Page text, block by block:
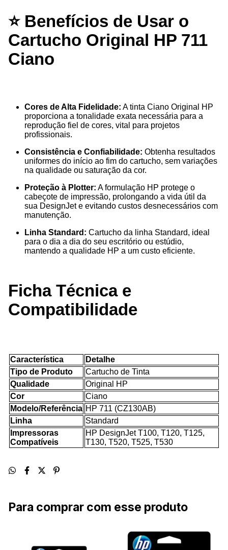
⭐ Benefícios de Usar o
Cartucho Original HP 711
Ciano
Cores de Alta Fidelidade: A tinta Ciano Original HP
proporciona a tonalidade exata necessária para a
reprodução fiel de cores, vital para projetos
profissionais.
Consistência e Confiabilidade: Obtenha resultados
uniformes do início ao fim do cartucho, sem variações
na qualidade ou saturação da cor.
Proteção à Plotter: A formulação HP protege o
cabeçote de impressão, prolongando a vida útil da
sua DesignJet e evitando custos desnecessários com
manutenção.
Linha Standard: Cartucho da linha Standard, ideal
para o dia a dia do seu escritório ou estúdio,
mantendo a qualidade HP a um custo eficiente.
Ficha Técnica e
Compatibilidade
Característica
Detalhe
Tipo de Produto
Cartucho de Tinta
Qualidade
Original HP
Cor
Ciano
Modelo/Referência HP 711 (CZ130AB)
Linha
Standard
Impressoras
Compatíveis
HP DesignJet T100, T120, T125,
T130, T520, T525, T530
Para comprar com esse produto